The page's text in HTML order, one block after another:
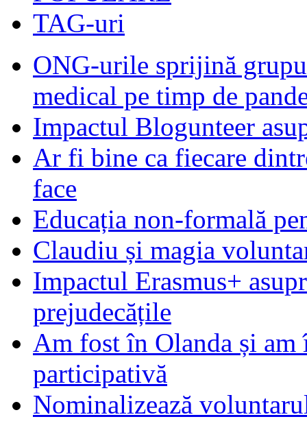
TAG-uri
ONG-urile sprijină
medical pe timp de
Impactul Blogunteer
Ar fi bine ca fiecare
face
Educația non-formală
Claudiu și magia
Impactul Erasmus+
prejudecățile
Am fost în Olanda și am
participativă
Nominalizează